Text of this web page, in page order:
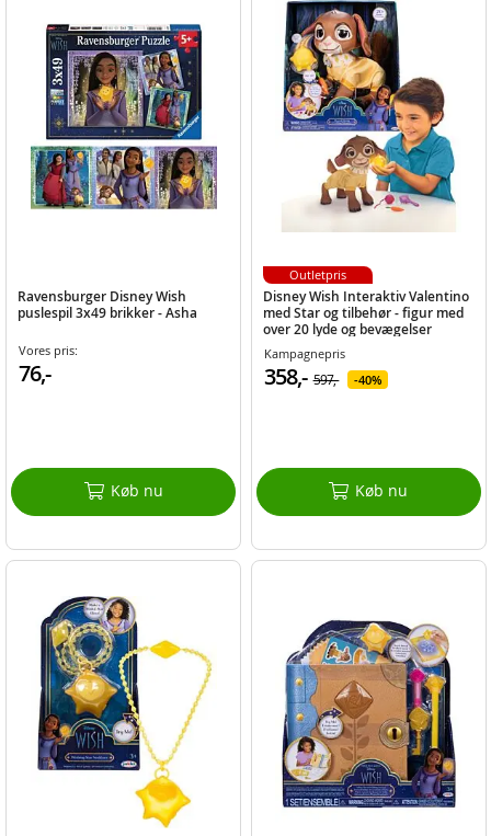
Ravensburger Disney Wish
puslespil 3x49 brikker - Asha
Vores pris:
76,-
Køb nu
Disney Wish Interaktiv Valentino
med Star og tilbehør - figur med
over 20 lyde og bevægelser
Kampagnepris
358,- 597,- 40%
Køb nu
Outletpris